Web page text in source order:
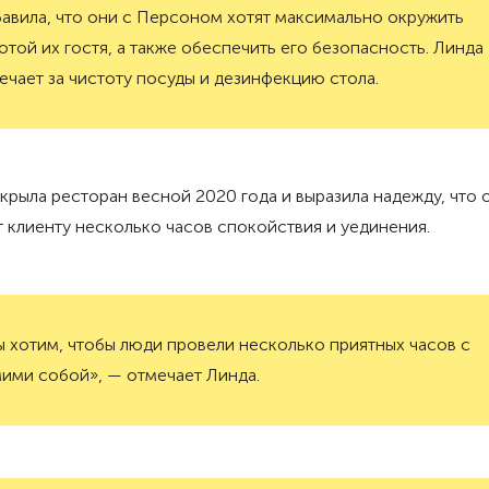
что они с Персоном хотят максимально окружить
их гостя, а также обеспечить его безопасность. Линда
за чистоту посуды и дезинфекцию стола.
ресторан весной 2020 года и выразила надежду, что
клиенту несколько часов спокойствия и уединения.
хотим, чтобы люди провели несколько приятных часов с
собой», — отмечает Линда.